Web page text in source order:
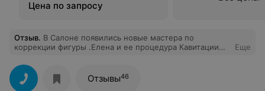
Цена по запросу
Отзыв. В Салоне появились новые мастера по
коррекции фигуры .Елена и ее процедура Кавитации
очень эффективна .И сама мастер и ее работа -это
просто суперр . спасибо за атмосферу и эффект
подтяжки лица.
Еще
Отзывы46